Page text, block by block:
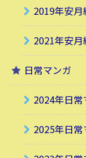
2019年安
2021年安
日常マンガ
2024年日常
2025年日常